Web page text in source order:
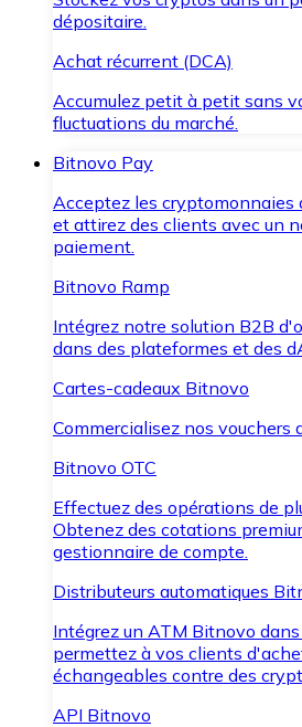
dépositaire.
Achat récurrent (DCA)
Accumulez petit à petit sans
fluctuations du marché.
Bitnovo Pay
Acceptez les cryptomonnaies
et attirez des clients avec un
paiement.
Bitnovo Ramp
Intégrez notre solution B2B
dans des plateformes et des
Cartes-cadeaux Bitnovo
Commercialisez nos vouchers
Bitnovo OTC
Effectuez des opérations de
Obtenez des cotations
gestionnaire de compte.
Distributeurs automatiques
Intégrez un ATM Bitnovo
permettez à vos clients
échangeables contre des
API Bitnovo